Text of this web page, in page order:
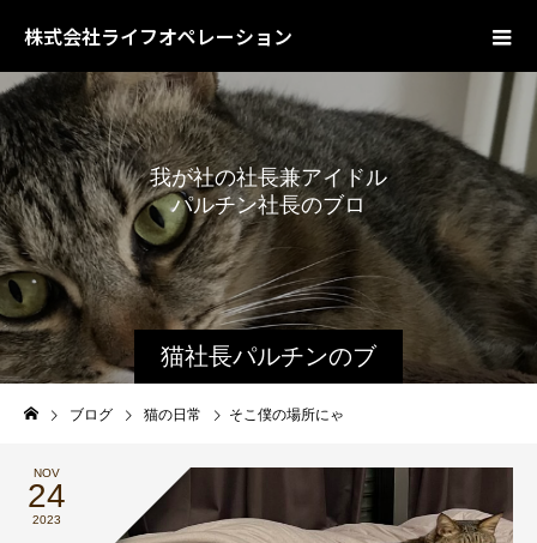
株式会社ライフオペレーション
猫社長パルチンのブ
ログ
我が社の社長兼アイドル
パルチン社長のブログ で
ブログ 猫の日常 そこ僕の場所にゃ
NOV
24
2023